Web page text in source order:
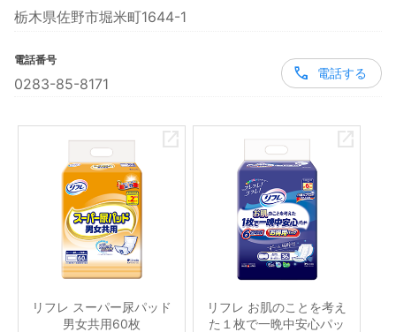
栃木県佐野市堀米町1644-1
電話番号
0283-85-8171
電話する
リフレ スーパー尿パッド
男女共用60枚
リフレ お肌のことを考え
た１枚で一晩中安心パッ